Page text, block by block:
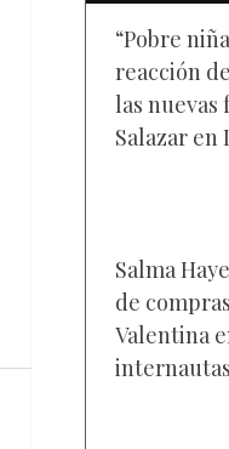
“Pobre
reacción
las nuevas
Salazar en
Salma
de
Valentina
acuerdo